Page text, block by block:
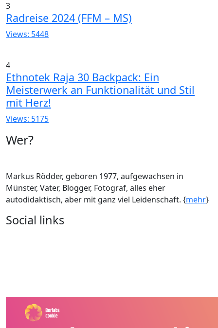
3
Radreise 2024 (FFM – MS)
Views: 5448
4
Ethnotek Raja 30 Backpack: Ein
Meisterwerk an Funktionalität und Stil
mit Herz!
Views: 5175
Wer?
Markus Rödder, geboren 1977, aufgewachsen in
Münster, Vater, Blogger, Fotograf, alles eher
autodidaktisch, aber mit ganz viel Leidenschaft. {mehr}
Social links